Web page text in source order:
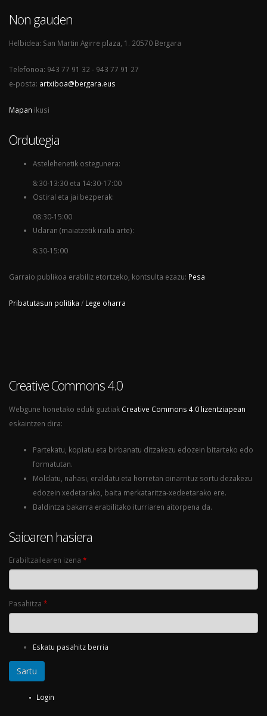
Non gauden
Helbidea: San Martin Agirre plaza, 1. 20570 Bergara
Telefonoa: 943 77 91 32 - 943 77 91 27
e-posta: artxiboa@bergara.eus
Mapan ikusi
Ordutegia
Astelehenetik ostegunera:
8:30-13:30 eta 14:30-17:00
Ostiral eta jai bezperak:
08:30-15:00
Udaran (maiatzetik iraila arte):
8:30-15:00
Garraio publikoa erabiliz etortzeko, kontsulta ezazu: Pesa
Pribatutasun politika / Lege oharra
Creative Commons 4.0
Webgune honetako eduki guztiak Creative Commons 4.0 lizentziapean
eskaintzen dira:
Partekatu, kopiatu eta birbanatu ditzakezu edozein bitarteko edo
formatutan.
Moldatu, nahasi, eraldatu eta horretan oinarrituz sortu dezakezu
edozein xedetarako, baita merkataritza-xedeetarako ere.
Baldintza bakarra erabilitako iturriaren aitorpena da.
Saioaren hasiera
Erabiltzailearen izena *
Pasahitza *
Eskatu pasahitz berria
Login